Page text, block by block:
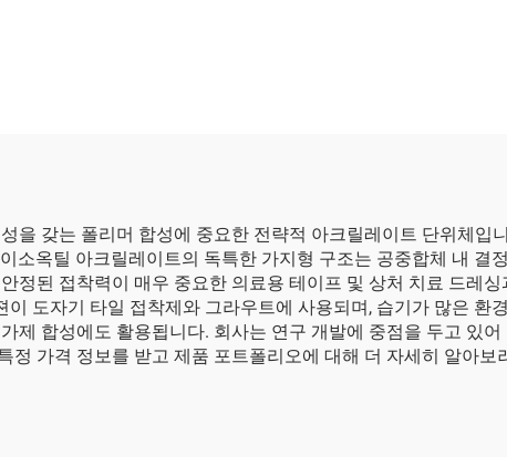
을 갖는 폴리머 합성에 중요한 전략적 아크릴레이트 단위체입
소옥틸 아크릴레이트의 독특한 가지형 구조는 공중합체 내 결
정된 접착력이 매우 중요한 의료용 테이프 및 상처 치료 드레
도자기 타일 접착제와 그라우트에 사용되며, 습기가 많은 환
제 합성에도 활용됩니다. 회사는 연구 개발에 중점을 두고 있
정 가격 정보를 받고 제품 포트폴리오에 대해 더 자세히 알아